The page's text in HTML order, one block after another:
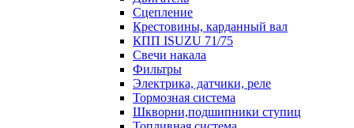
Сцепление
Крестовины, карданный вал
КПП ISUZU 71/75
Свечи накала
Фильтры
Электрика, датчики, реле
Тормозная система
Шкворни,подшипники ступиц